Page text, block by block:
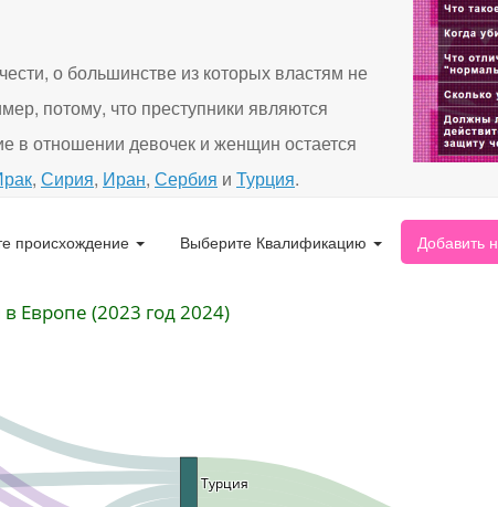
о большинстве из которых властям не
потому, что преступники являются
в отношении девочек и женщин остается
, Сирия, Иран, Сербия и Турция.